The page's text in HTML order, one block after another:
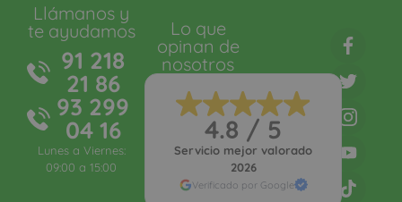
Lo que
opinan de
nosotros
4.8 / 5
Servicio mejor valorado
2026
Verificado por Google
Llámanos y
te ayudamos
91 218
21 86
93 299
04 16
Lunes a Viernes:
09:00 a 15:00